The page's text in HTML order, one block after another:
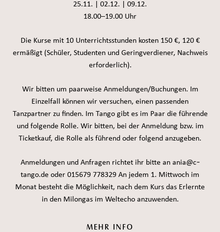
25.11. | 02.12. | 09.12.
18.00–19.00 Uhr
Die Kurse mit 10 Unterrichtsstunden kosten 150 €, 120 €
ermäßigt (Schüler, Studenten und Geringverdiener, Nachweis
erforderlich).
Wir bitten um paarweise Anmeldungen/Buchungen. Im
Einzelfall können wir versuchen, einen passenden
Tanzpartner zu finden. Im Tango gibt es im Paar die führende
und folgende Rolle. Wir bitten, bei der Anmeldung bzw. im
Ticketkauf, die Rolle als führend oder folgend anzugeben.
Anmeldungen und Anfragen richtet ihr bitte an ania@c-
tango.de oder 015679 778329 An jedem 1. Mittwoch im
Monat besteht die Möglichkeit, nach dem Kurs das Erlernte
in den Milongas im Weltecho anzuwenden.
MEHR INFO